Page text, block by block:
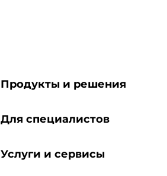
Продукты и решения
Для специалистов
Услуги и сервисы